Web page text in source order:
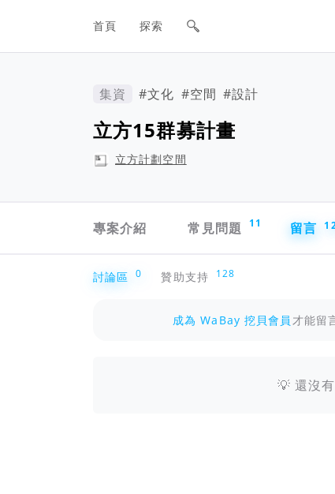
網站主要導航欄
首頁 探索
集資 #文化 #空間 #設計
立方15群募計畫
立方計劃空間
專案介紹
常見問題 11 留言
討論區 0 贊助支持 128
成為 WaBay 挖貝會員 才能留
💡 還沒